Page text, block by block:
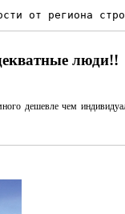
от региона
люди!!
дешевле чем